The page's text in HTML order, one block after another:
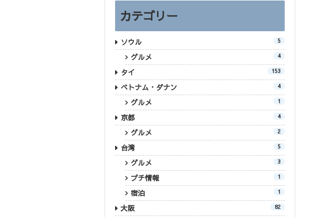
カテゴリー
ソウル 5
グルメ 4
タイ 153
ベトナム・ダナン 4
グルメ 1
京都 4
グルメ 2
台湾 5
グルメ 3
プチ情報 1
宿泊 1
大阪 82